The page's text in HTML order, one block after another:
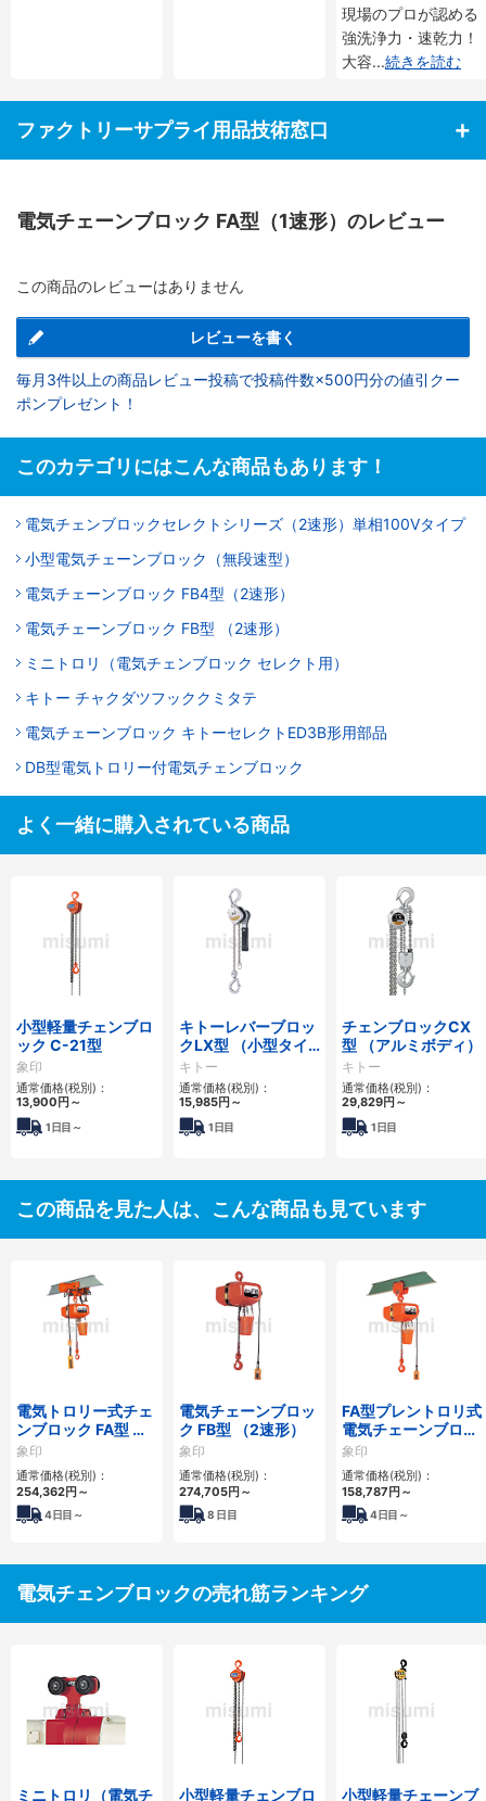
現場のプロが認める
強洗浄力・速乾力！
大容...続きを読む
ファクトリーサプライ用品技術窓口
電気チェーンブロック FA型（1速形）のレビュー
この商品のレビューはありません
レビューを書く
毎月3件以上の商品レビュー投稿で投稿件数×500円分の値引クー
ポンプレゼント！
このカテゴリにはこんな商品もあります！
電気チェンブロックセレクトシリーズ（2速形）単相100Vタイプ
小型電気チェーンブロック（無段速型）
電気チェーンブロック FB4型（2速形）
電気チェーンブロック FB型 （2速形）
ミニトロリ（電気チェンブロック セレクト用）
キトー チャクダツフッククミタテ
電気チェーンブロック キトーセレクトED3B形用部品
DB型電気トロリー付電気チェンブロック
よく一緒に購入されている商品
小型軽量チェンブロ
ック C-21型
象印
通常価格(税別)：
13,900円 ～
1日目～
キトーレバーブロッ
クLX型 （小型タイ
プ）
キトー
通常価格(税別)：
15,985円 ～
1日目
チェンブロックCX
型 （アルミボディ）
キトー
通常価格(税別)：
29,829円 ～
1日目
この商品を見た人は、こんな商品も見ています
電気トロリー式チェ
ンブロック FA型 （1
速形）
象印
通常価格(税別)：
254,362円 ～
4日目～
電気チェーンブロッ
ク FB型 （2速形）
象印
通常価格(税別)：
274,705円 ～
8 日目
FA型プレントロリ式
電気チェーンブロッ
ク 2.8t
象印
通常価格(税別)：
158,787円 ～
4日目～
電気チェンブロックの売れ筋ランキング
ミニトロリ（電気チ 小型軽量チェンブロ 小型軽量チェーンブ